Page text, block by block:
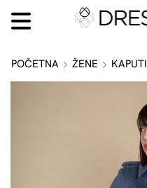
POČETNA ŽENE KAPUTI